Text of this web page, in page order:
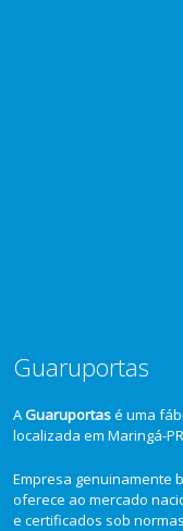
Guaruportas
AGuaruportasé uma
localizada em Maringá-
Empresa genuinamente
oferece ao mercado
e certificados sob